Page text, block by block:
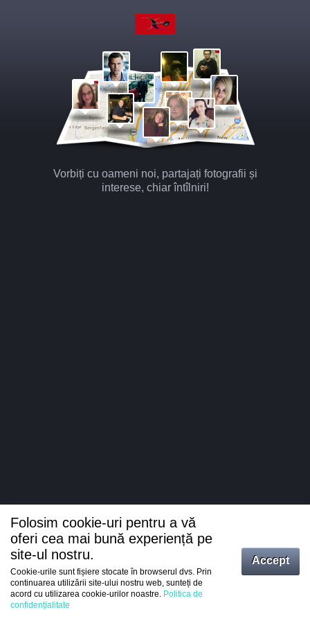
Vorbiți cu oameni noi, partajați fotografii și
interese, chiar întîlniri!
Intrați
Folosim cookie-uri pentru a vă
oferi cea mai bună experiență pe
site-ul nostru.
Cookie-urile sunt fișiere stocate în browserul dvs. Prin
continuarea utilizării site-ului nostru web, sunteți de
acord cu utilizarea cookie-urilor noastre. Politica de
confidențialitate
Accept